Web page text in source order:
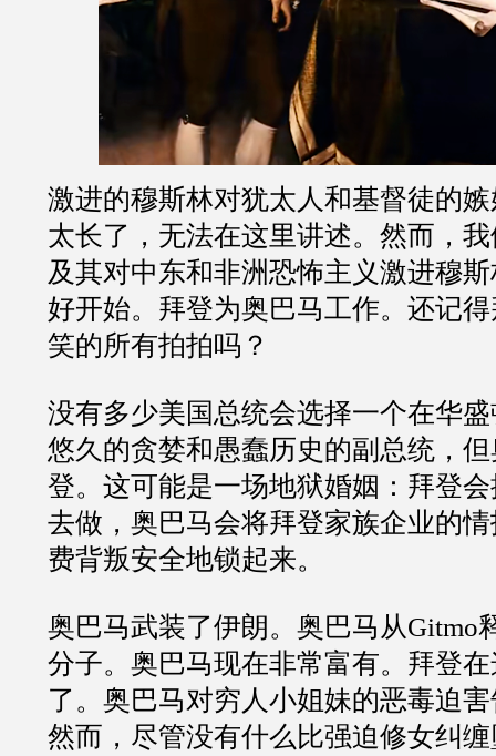
激进的穆斯林对犹太人和基督徒的
太长了，无法在这里讲述。然而，
及其对中东和非洲恐怖主义激进穆
好开始。拜登为奥巴马工作。还记
笑的所有拍拍吗？
没有多少美国总统会选择一个在华
悠久的贪婪和愚蠢历史的副总统，
登。这可能是一场地狱婚姻：拜登
去做，奥巴马会将拜登家族企业的
费背叛安全地锁起来。
奥巴马武装了伊朗。奥巴马从Gitmo
分子。奥巴马现在非常富有。拜登
了。奥巴马对穷人小姐妹的恶毒迫
然而，尽管没有什么比强迫修女纠